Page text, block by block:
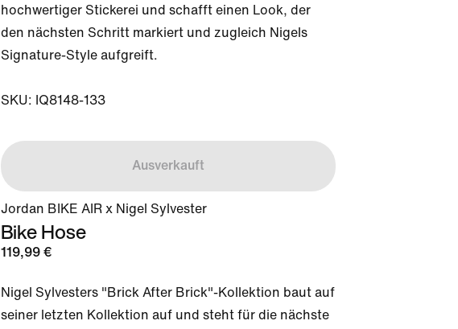
hochwertiger Stickerei und schafft einen Look, der
den nächsten Schritt markiert und zugleich Nigels
Signature-Style aufgreift.
SKU: IQ8148-133
Ausverkauft
Jordan BIKE AIR x Nigel Sylvester
Bike Hose
119,99 €
Nigel Sylvesters "Brick After Brick"-Kollektion baut auf
seiner letzten Kollektion auf und steht für die nächste